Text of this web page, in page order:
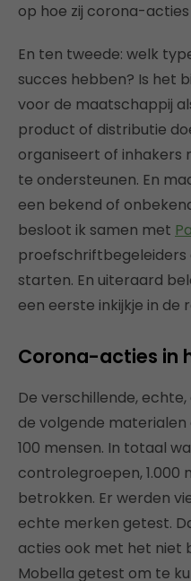
op hoe zij corona-
En ten tweede: welk
succes hebben? Is het
voor de maatschappij
product of distributie
organiseert of inhakers
te ondersteunen. En
een bekend of
besloot ik samen met
proefschriftbegeleiders
starten. En uiteraard
een eerste inkijkje in de
Corona-acties in
De verschillende,
de volgende
100 mensen. In totaal
controlegroepen, 1.000
betrokken. Er werden
echte merken getest.
acties ook met het niet
Mobella getest om te